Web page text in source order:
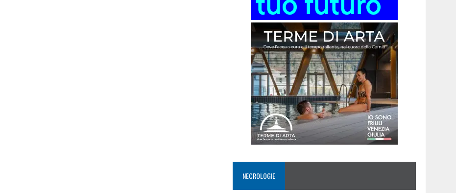
NECROLOGIE